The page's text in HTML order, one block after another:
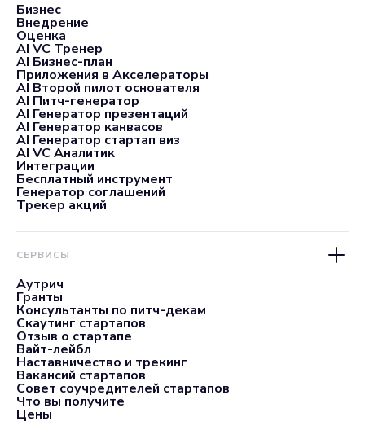
Бизнес
Внедрение
Оценка
AI VC Тренер
AI Бизнес-план
Приложения в Акселераторы
AI Второй пилот основателя
AI Питч-генератор
AI Генератор презентаций
AI Генератор канвасов
AI Генератор стартап виз
AI VC Аналитик
Интеграции
Бесплатный инструмент
Генератор соглашений
Трекер акций
СЕРВИСЫ
Аутрич
Гранты
Консультанты по питч-декам
Скаутинг стартапов
Отзыв о стартапе
Вайт-лейбл
Наставничество и трекинг
Вакансий стартапов
Совет соучредителей стартапов
Что вы получите
Цены